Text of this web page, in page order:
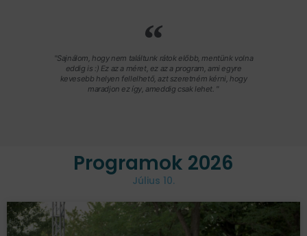
"Sajnálom, hogy nem találtunk rátok előbb, mentünk volna
eddig is :) Ez az a méret, ez az a program, ami egyre
kevesebb helyen fellelhető, azt szeretném kérni, hogy
maradjon ez így, ameddig csak lehet. "
Programok 2026
Július 10.